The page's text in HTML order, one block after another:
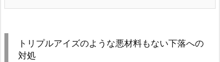
トリプルアイズのような悪材料もない下落への
対処